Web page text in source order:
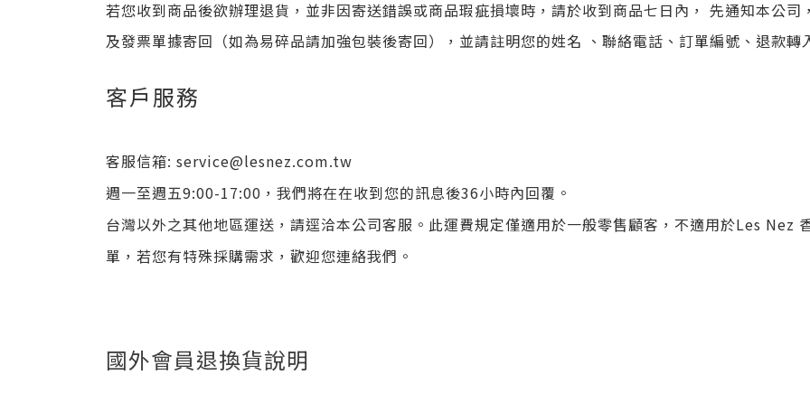
若您收到商品後欲辦理退貨，並非因寄送錯誤或商品瑕疵損壞時，請於收到商品七日內， 先通知本公
及發票單據寄回（如為易碎品請加強包裝後寄回），並請註明您的姓名 、聯絡電話、訂單編號、退款轉
客戶服務
客服信箱: service@lesnez.com.tw
週一至週五9:00-17:00，我們將在在收到您的訊息後36小時內回覆。
台灣以外之其他地區運送，請逕洽本公司客服。此運費規定僅適用於一般零售顧客，不適用於Les Nez
單，若您有特殊採購需求，歡迎您連絡我們。
國外會員退換貨說明